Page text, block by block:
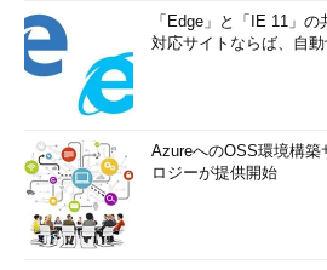
「Edge」と「IE 11」
対応サイトならば、自動
AzureへのOSS環境構築
ロジーが提供開始